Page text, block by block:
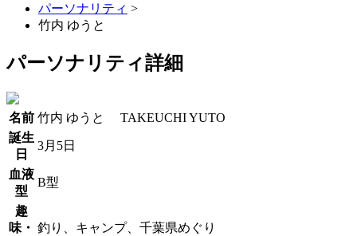
パーソナリティ >
竹内 ゆうと
パーソナリティ詳細
名前 竹内 ゆうと TAKEUCHI YUTO
誕生
日
3月5日
血液
型
B型
趣
味・ 釣り、キャンプ、千葉県めぐり